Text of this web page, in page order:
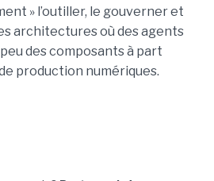
» l’outiller, le gouverner et
architectures où des agents
des composants à part
production numériques.